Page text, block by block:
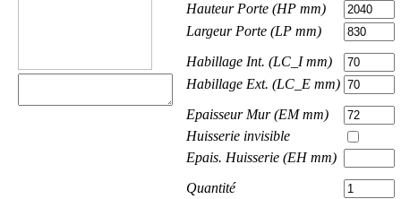
Hauteur Porte (HP mm)
Largeur Porte (LP mm)
Habillage Int. (LC_I mm)
Habillage Ext. (LC_E mm)
Epaisseur Mur (EM mm)
Huisserie invisible
Epais. Huisserie (EH mm)
Quantité